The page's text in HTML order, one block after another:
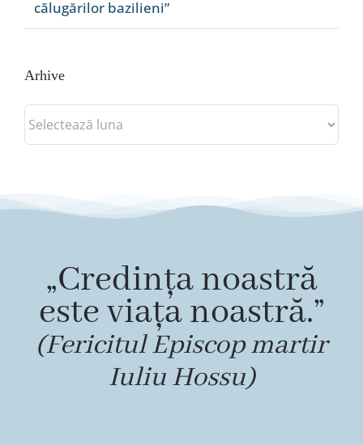
călugărilor bazilieni”
Arhive
Arhive
„Credința noastră
este viața noastră.”
(Fericitul Episcop martir
Iuliu Hossu)